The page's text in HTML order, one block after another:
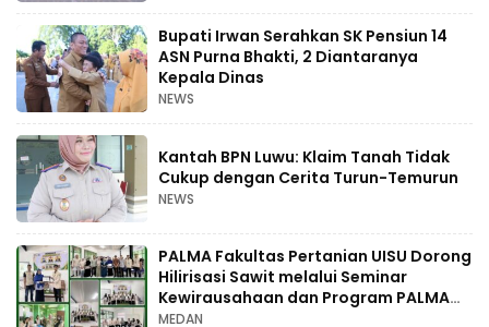
Bupati Irwan Serahkan SK Pensiun 14
ASN Purna Bhakti, 2 Diantaranya
Kepala Dinas
NEWS
Kantah BPN Luwu: Klaim Tanah Tidak
Cukup dengan Cerita Turun-Temurun
NEWS
PALMA Fakultas Pertanian UISU Dorong
Hilirisasi Sawit melalui Seminar
Kewirausahaan dan Program PALMA
Goes to School
MEDAN